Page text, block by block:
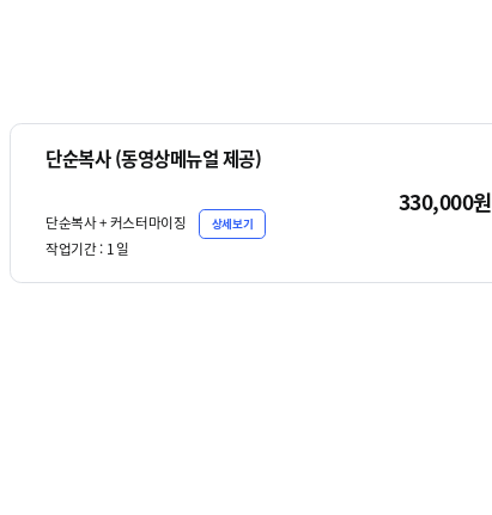
단순복사 (동영상메뉴얼 제공)
단순복사 + 커스터마이징 상세보기
작업기간 : 1일
330,000원